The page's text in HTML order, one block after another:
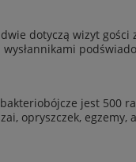
doty­czą wizyt
jest 500
opryszczek,